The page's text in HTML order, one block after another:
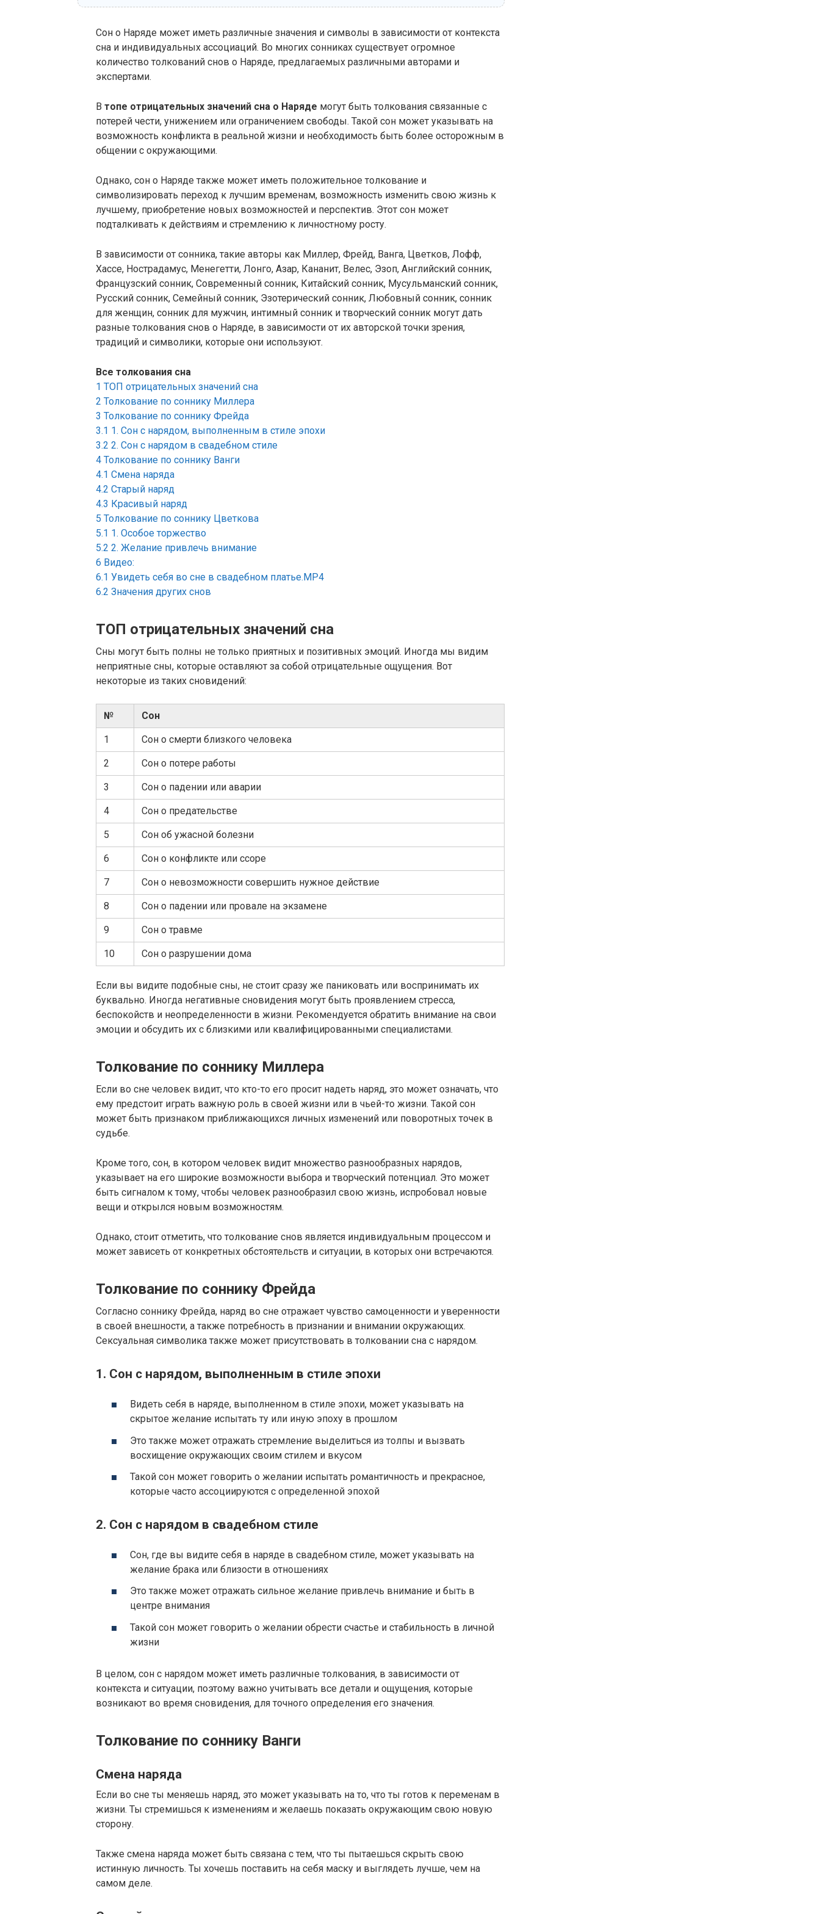
Сон о Наряде может иметь различные значения и символы в зависимости от контекста
сна и индивидуальных ассоциаций. Во многих сонниках существует огромное
количество толкований снов о Наряде, предлагаемых различными авторами и
экспертами.
В топе отрицательных значений сна о Наряде могут быть толкования связанные с
потерей чести, унижением или ограничением свободы. Такой сон может указывать на
возможность конфликта в реальной жизни и необходимость быть более осторожным в
общении с окружающими.
Однако, сон о Наряде также может иметь положительное толкование и
символизировать переход к лучшим временам, возможность изменить свою жизнь к
лучшему, приобретение новых возможностей и перспектив. Этот сон может
подталкивать к действиям и стремлению к личностному росту.
В зависимости от сонника, такие авторы как Миллер, Фрейд, Ванга, Цветков, Лофф,
Хассе, Нострадамус, Менегетти, Лонго, Азар, Кананит, Велес, Эзоп, Английский сонник,
Французский сонник, Современный сонник, Китайский сонник, Мусульманский сонник,
Русский сонник, Семейный сонник, Эзотерический сонник, Любовный сонник, сонник
для женщин, сонник для мужчин, интимный сонник и творческий сонник могут дать
разные толкования снов о Наряде, в зависимости от их авторской точки зрения,
традиций и символики, которые они используют.
Все толкования сна
1 ТОП отрицательных значений сна
2 Толкование по соннику Миллера
3 Толкование по соннику Фрейда
3.1 1. Сон с нарядом, выполненным в стиле эпохи
3.2 2. Сон с нарядом в свадебном стиле
4 Толкование по соннику Ванги
4.1 Смена наряда
4.2 Старый наряд
4.3 Красивый наряд
5 Толкование по соннику Цветкова
5.1 1. Особое торжество
5.2 2. Желание привлечь внимание
6 Видео:
6.1 Увидеть себя во сне в свадебном платье.MP4
6.2 Значения других снов
ТОП отрицательных значений сна
Сны могут быть полны не только приятных и позитивных эмоций. Иногда мы видим
неприятные сны, которые оставляют за собой отрицательные ощущения. Вот
некоторые из таких сновидений:
№ Сон
1 Сон о смерти близкого человека
2 Сон о потере работы
3 Сон о падении или аварии
4 Сон о предательстве
5 Сон об ужасной болезни
6 Сон о конфликте или ссоре
7 Сон о невозможности совершить нужное действие
8 Сон о падении или провале на экзамене
9 Сон о травме
10 Сон о разрушении дома
Если вы видите подобные сны, не стоит сразу же паниковать или воспринимать их
буквально. Иногда негативные сновидения могут быть проявлением стресса,
беспокойств и неопределенности в жизни. Рекомендуется обратить внимание на свои
эмоции и обсудить их с близкими или квалифицированными специалистами.
Толкование по соннику Миллера
Если во сне человек видит, что кто-то его просит надеть наряд, это может означать, что
ему предстоит играть важную роль в своей жизни или в чьей-то жизни. Такой сон
может быть признаком приближающихся личных изменений или поворотных точек в
судьбе.
Кроме того, сон, в котором человек видит множество разнообразных нарядов,
указывает на его широкие возможности выбора и творческий потенциал. Это может
быть сигналом к тому, чтобы человек разнообразил свою жизнь, испробовал новые
вещи и открылся новым возможностям.
Однако, стоит отметить, что толкование снов является индивидуальным процессом и
может зависеть от конкретных обстоятельств и ситуации, в которых они встречаются.
Толкование по соннику Фрейда
Согласно соннику Фрейда, наряд во сне отражает чувство самоценности и уверенности
в своей внешности, а также потребность в признании и внимании окружающих.
Сексуальная символика также может присутствовать в толковании сна с нарядом.
1. Сон с нарядом, выполненным в стиле эпохи
Видеть себя в наряде, выполненном в стиле эпохи, может указывать на
скрытое желание испытать ту или иную эпоху в прошлом
Это также может отражать стремление выделиться из толпы и вызвать
восхищение окружающих своим стилем и вкусом
Такой сон может говорить о желании испытать романтичность и прекрасное,
которые часто ассоциируются с определенной эпохой
2. Сон с нарядом в свадебном стиле
Сон, где вы видите себя в наряде в свадебном стиле, может указывать на
желание брака или близости в отношениях
Это также может отражать сильное желание привлечь внимание и быть в
центре внимания
Такой сон может говорить о желании обрести счастье и стабильность в личной
жизни
В целом, сон с нарядом может иметь различные толкования, в зависимости от
контекста и ситуации, поэтому важно учитывать все детали и ощущения, которые
возникают во время сновидения, для точного определения его значения.
Толкование по соннику Ванги
Смена наряда
Если во сне ты меняешь наряд, это может указывать на то, что ты готов к переменам в
жизни. Ты стремишься к изменениям и желаешь показать окружающим свою новую
сторону.
Также смена наряда может быть связана с тем, что ты пытаешься скрыть свою
истинную личность. Ты хочешь поставить на себя маску и выглядеть лучше, чем на
самом деле.